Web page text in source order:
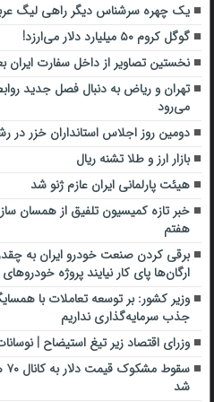
یک چهره سرشناس دیگر راهی لیگ
گوگل کروم ۵۰ میلیارد دلار می‌ارزد!
نخستین تصاویر از داخل سفارت ایران
تهران و ریاض به دنبال فصل جدید
می‌رود
دومین روز اجلاس استانداران خزر در
بازار ارز و طلا تشنه ریال
هیئت پارلمانی ایران عازم ژنو شد
خبر تازه کمیسیون تلفیق از همسان
هفتم
برقی کردن صنعت خودرو ایران به چقدر
ارگان‌ها پای کار نیایند پروژه
وزیر کشور: بر توسعه تعاملات با
جذب سرمایه‌گذاری نداریم
وزرای اقتصاد زیر تیغ استیضاح |
شد